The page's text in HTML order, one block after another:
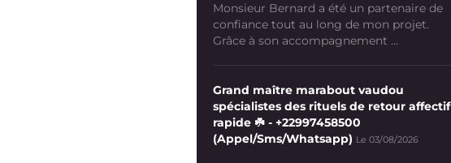
Monsieur Bernard a été un partenaire de
confiance tout au long de mon projet.
Grâce à son accompagnement ...
Grand maître marabout vaudou
spécialistes des rituels de retour affectif
rapide ☘️ - +22997458500
(Appel/Sms/Whatsapp) Le 03/08/2026